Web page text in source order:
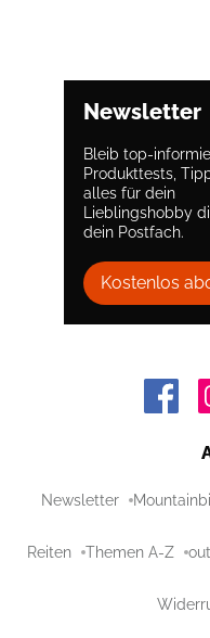
Newsletter
Bleib top-
Produkttests,
alles für dein
Lieblingshobby
dein Postfach.
Kostenlos
Newsletter
Reiten Themen A-Z